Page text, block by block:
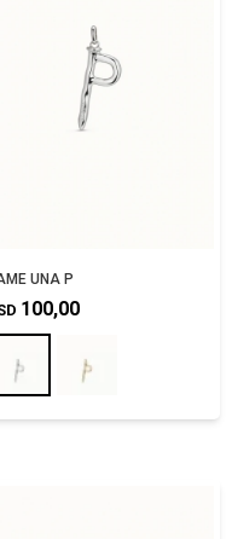
UNA P
100,00